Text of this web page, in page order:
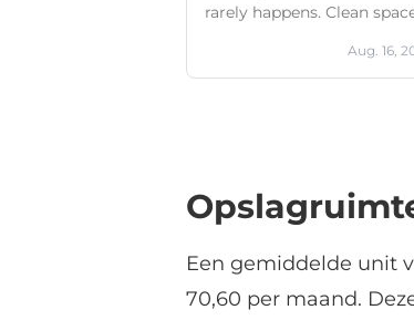
rarely happens. Clean
bring a lamp, as there is no
lighting in the spaces.
Aug. 16,
Een gemiddelde unit
70,60 per maand.